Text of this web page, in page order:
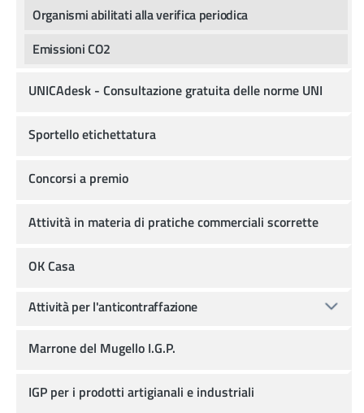
Organismi abilitati alla verifica periodica
Emissioni CO2
UNICAdesk - Consultazione gratuita delle norme UNI
Sportello etichettatura
Concorsi a premio
Attività in materia di pratiche commerciali scorrette
OK Casa
Attività per l'anticontraffazione
Marrone del Mugello I.G.P.
IGP per i prodotti artigianali e industriali